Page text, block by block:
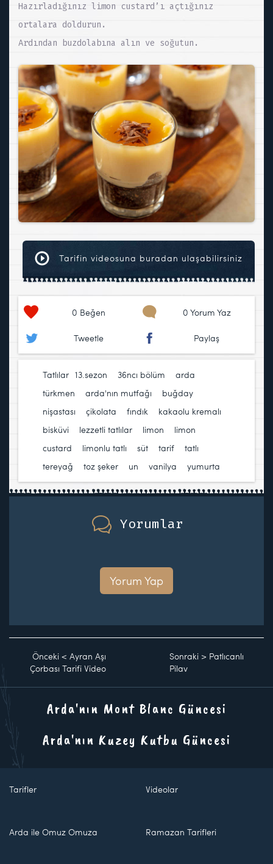
Hazırladığınız limon custard’ı açtığınız
ortalara doldurun.
Ardından buzdolabına alın ve soğutun.
Tarifin videosuna buradan ulaşabilirsiniz
0 Beğen 0 Yorum Yaz
Tweetle Paylaş
Tatlılar 13.sezon 36ncı bölüm
arda
türkmen
arda'nın mutfağı
buğday
nişastası
çikolata fındık
kakaolu kremalı
bisküvi
lezzetli tatlılar limon
limon
custard
limonlu tatlı süt tarif tatlı
tereyağ
toz şeker un vanilya yumurta
Yorumlar
Yorum Yap
Önceki < Ayran Aşı
Çorbası Tarifi Video
Sonraki > Patlıcanlı
Pilav
Arda'nın Mont Blanc Güncesi
Arda'nın Kuzey Kutbu Güncesi
Tarifler Videolar
Arda ile Omuz Omuza Ramazan Tarifleri